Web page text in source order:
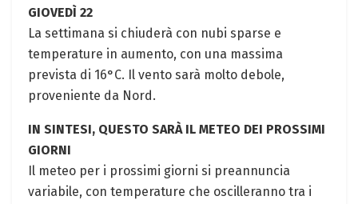
GIOVEDÌ 22
La settimana si chiuderà con nubi sparse e
temperature in aumento, con una massima
prevista di 16°C. Il vento sarà molto debole,
proveniente da Nord.
IN SINTESI, QUESTO SARÀ IL METEO DEI PROSSIMI
GIORNI
Il meteo per i prossimi giorni si preannuncia
variabile, con temperature che oscilleranno tra i